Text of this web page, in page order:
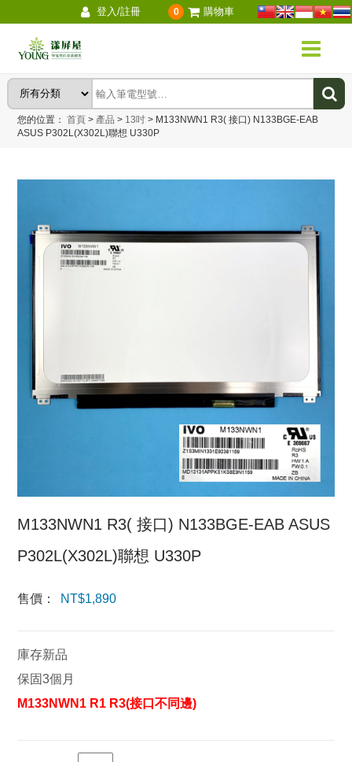
登入/註冊 0 購物車
您的位置：首頁 > 產品 > 13吋 > M133NWN1 R3( 接口) N133BGE-EAB
ASUS P302L(X302L)聯想 U330P
M133NWN1 R3( 接口) N133BGE-EAB ASUS
P302L(X302L)聯想 U330P
售價： NT$1,890
庫存新品
保固3個月
M133NWN1 R1 R3(接口不同邊)